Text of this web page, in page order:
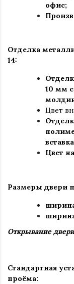
офис;
Отделка
14:
10 мм
Цвет
Цвет
Размеры двери
Открывание
Стандартная
проёма: